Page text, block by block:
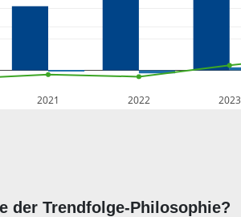
2021 2022 2023
der Trendfolge-Philosophie?